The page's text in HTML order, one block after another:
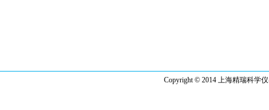
Copyright © 2014 上海精瑞科学